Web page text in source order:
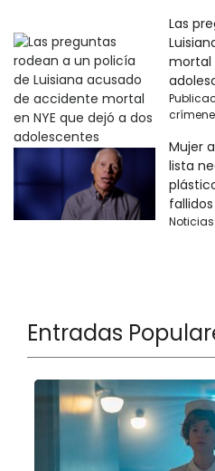
Las
mortal
Mujer
lista
fallidos
Entradas